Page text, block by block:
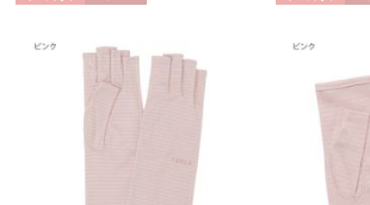
向け
N
向け